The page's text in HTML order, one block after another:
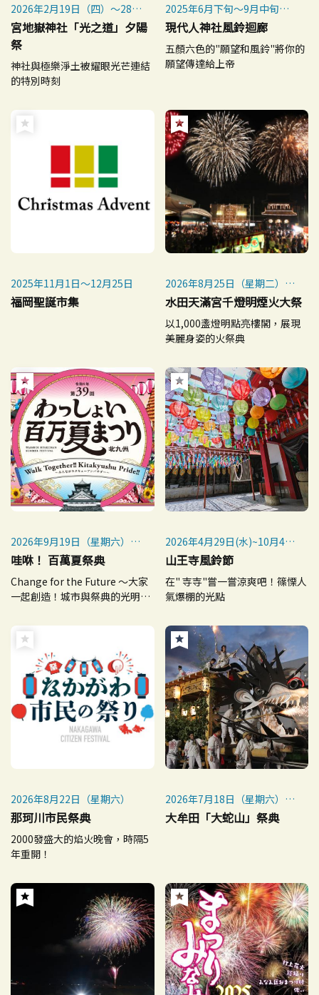
2026年2月19日（四）～28日
（六）
宮地嶽神社「光之道」夕陽
祭
神社與極樂淨土被耀眼光芒連結
的特別時刻
2025年6月下旬～9月中旬
（預定）
現代人神社風鈴迴廊
五顏六色的"願望和風鈴"將你的
願望傳達給上帝
2025年11月1日〜12月25日
福岡聖誕市集
2026年8月25日（星期二）
※每年8月25日舉行
期三）
水田天滿宮千燈明煙火大祭
以1,000盞燈明點亮樓閣，展現
美麗身姿的火祭典
2026年9月19日（星期六）～
9月20日（星期日）
※雨天照常舉行，惡劣天氣取
消（預定）
哇咻！ 百萬夏祭典
Change for the Future ～大家
一起創造！城市與祭典的光明未
2026年4月29日(水)~10月4日
(日)
山王寺風鈴節
在" 寺寺"嘗一嘗涼爽吧！篠慄人
氣爆棚的光點
2026年8月22日（星期六）
那珂川市民祭典
2000發盛大的焰火晚會，時隔5
年重開！
2026年7月18日（星期六）～
26日（星期日）
人舞蹈、祗園六山遊行、比賽
和閉幕演出。
7月26日（星期日神龕：蛇山
大遊行
大牟田「大蛇山」祭典